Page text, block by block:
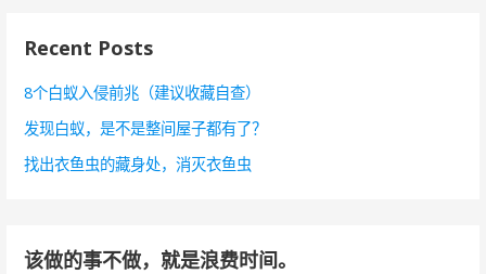
Recent Posts
8个白蚁入侵前兆（建议收藏自查）
发现白蚁，是不是整间屋子都有了？
找出衣鱼虫的藏身处，消灭衣鱼虫
该做的事不做，就是浪费时间。